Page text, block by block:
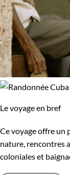
Le voyage en bref
Ce voyage offre un
nature, rencontres
coloniales et